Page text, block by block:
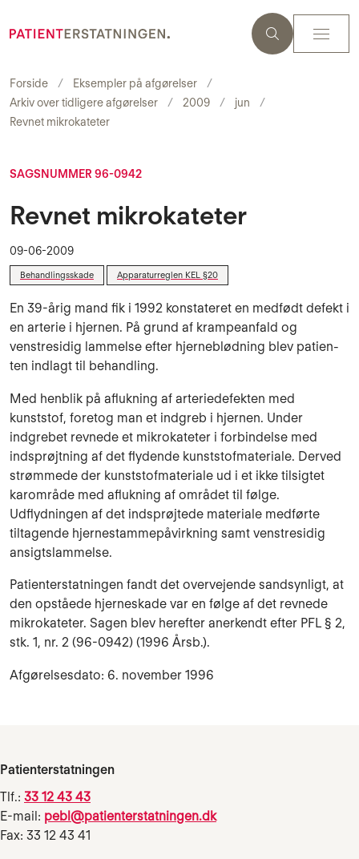
Forside
Eksempler på afgørelser
Arkiv over tidligere afgørelser
2009
jun
Revnet mikrokateter
SAGSNUMMER 96-0942
Revnet mikrokateter
09-06-2009
Behandlingsskade Apparaturreglen KEL §20
En 39-årig mand fik i 1992 konstateret en medfødt defekt i
en arterie i hjernen. På grund af krampeanfald og
venstresidig lammelse efter hjer­neblødning blev pa­tien­
ten indlagt til be­handling.
Med henblik på afluk­ning af ar­te­riedefekten med
kunststof, foretog man et indgreb i hjernen. Under
indgrebet revnede et mi­krokateter i forbindelse med
indsprøjtning af det flydende kunststofmateriale. Der­ved
strømmede der kunststofmateriale ud i et ikke tilsigtet
karområde med afluk­ning af området til følge.
Udflydningen af det indsprøjtede mate­riale medførte
tilta­gende hjernestammepåvirkning samt venstresidig
ansigtslam­melse.
Patienterstatningen fandt det overvejende sandsynligt, at
den opståede hjerneskade var en følge af det revnede
mikrokateter. Sagen blev herefter anerkendt efter PFL § 2,
stk. 1, nr. 2 (96-0942) (1996 Årsb.).
Afgørelsesdato: 6. november 1996
Patienterstatningen
Tlf.: 33 12 43 43
E-mail: pebl@patienterstatningen.dk
Fax: 33 12 43 41